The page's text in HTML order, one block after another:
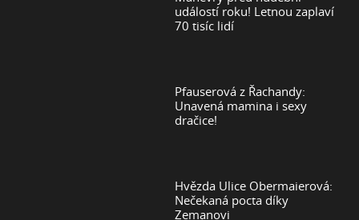
událostí roku! Letnou zaplaví
70 tisíc lidí
Pfauserová z Řachandy:
Unavená mamina i sexy
dračice!
Hvězda Ulice Obermaierová:
Nečekaná pocta díky
Zemanovi